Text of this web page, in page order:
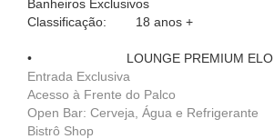
Banheiros Exclusivos
Classificação: 18 anos +
• LOUNGE PREMIUM ELO
Entrada Exclusiva
Acesso à Frente do Palco
Open Bar: Cerveja, Água e Refrigerante
Bistrô Shop